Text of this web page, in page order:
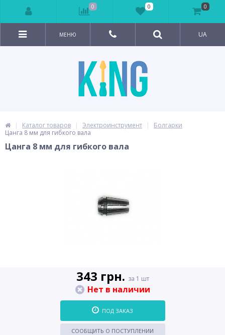
МЕНЮ UA
Каталог товаров Электроинструмент
Болгарки
Цанга 8 мм для гибкого вала
Цанга 8 мм для гибкого вала
343 грн. за 1 шт
Нет в наличии
ПОД ЗАКАЗ
СООБЩИТЬ О ПОСТУПЛЕНИИ
0 0 0